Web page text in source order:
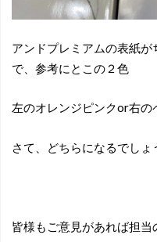
アンドプレミアムの表紙
で、参考にとこの２色
左のオレンジピンクor右の
さて、どちらになるでしょ
皆様もご意見があれば担